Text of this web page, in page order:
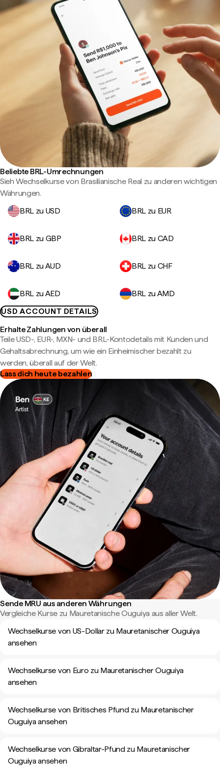
Beliebte BRL-Umrechnungen
Sieh Wechselkurse von Brasilianische Real zu anderen wichtigen
Währungen.
BRL zu USD
BRL zu EUR
BRL zu GBP BRL zu CAD
BRL zu AUD BRL zu CHF
BRL zu AED
BRL zu AMD
USD ACCOUNT DETAILS
Erhalte Zahlungen von überall
Teile USD-, EUR-, MXN- und BRL-Kontodetails mit Kunden und
Gehaltsabrechnung, um wie ein Einheimischer bezahlt zu
werden, überall auf der Welt.
Lass dich heute bezahlen
Sende MRU aus anderen Währungen
Vergleiche Kurse zu Mauretanische Ouguiya aus aller Welt.
Wechselkurse von US-Dollar zu Mauretanischer Ouguiya
ansehen
Wechselkurse von Euro zu Mauretanischer Ouguiya
ansehen
Wechselkurse von Britisches Pfund zu Mauretanischer
Ouguiya ansehen
Wechselkurse von Gibraltar-Pfund zu Mauretanischer
Ouguiya ansehen